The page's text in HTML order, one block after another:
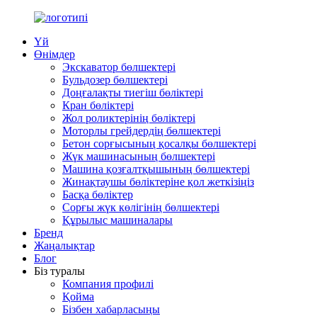
Үй
Өнімдер
Экскаватор бөлшектері
Бульдозер бөлшектері
Доңғалақты тиегіш бөліктері
Кран бөліктері
Жол роликтерінің бөліктері
Моторлы грейдердің бөлшектері
Бетон сорғысының қосалқы бөлшектері
Жүк машинасының бөлшектері
Машина қозғалтқышының бөлшектері
Жинақтаушы бөліктеріне қол жеткізіңіз
Басқа бөліктер
Сорғы жүк көлігінің бөлшектері
Құрылыс машиналары
Бренд
Жаңалықтар
Блог
Біз туралы
Компания профилі
Қойма
Бізбен хабарласыңы